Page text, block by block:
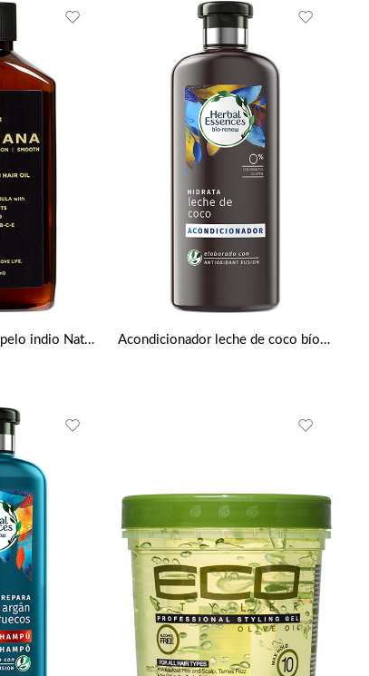
Darshana aceite de pelo indio Natural 177ml Acondicionador leche de coco bío 400 ml de Herbal Essences